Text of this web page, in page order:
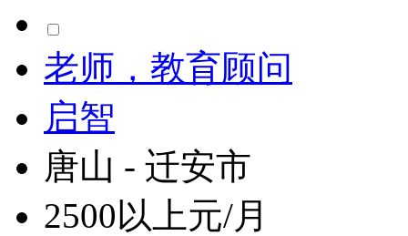
老师，教育顾问
启智
唐山 - 迁安市
2500以上元/月